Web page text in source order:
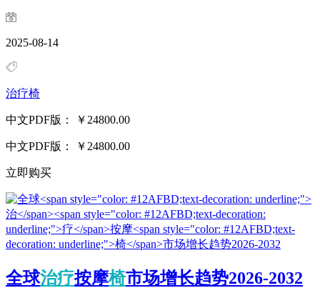
2025-08-14
治疗椅
中文PDF版： ￥24800.00
中文PDF版： ￥24800.00
立即购买
全球治疗按摩椅市场增长趋势2026-2032